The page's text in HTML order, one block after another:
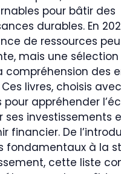
pour bâtir des
durables. En
de ressources
mais une sélection
compréhension des
livres, choisis
pour appréhender
ses investissements
financier. De
fondamentaux à la
cette liste